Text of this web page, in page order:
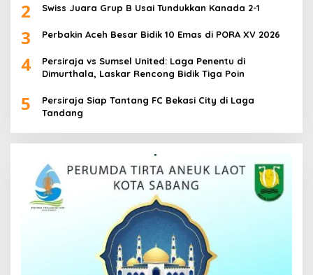
2 Swiss Juara Grup B Usai Tundukkan Kanada 2-1
3 Perbakin Aceh Besar Bidik 10 Emas di PORA XV 2026
4
Persiraja vs Sumsel United: Laga Penentu di
Dimurthala, Laskar Rencong Bidik Tiga Poin
5
Persiraja Siap Tantang FC Bekasi City di Laga
Tandang